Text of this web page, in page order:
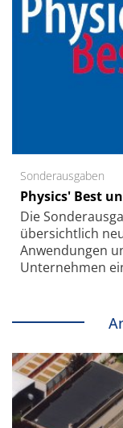
Sonderausgaben
Physics' Best
Die
übersichtlich
Anwendungen
Unternehmen